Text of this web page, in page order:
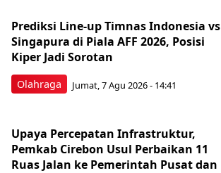
Olahraga
Prediksi Line-up Timnas Indonesia vs
Singapura di Piala AFF 2026, Posisi
Kiper Jadi Sorotan
Jumat, 7 Agu 2026 - 14:41
Upaya Percepatan Infrastruktur,
Pemkab Cirebon Usul Perbaikan 11
Ruas Jalan ke Pemerintah Pusat dan